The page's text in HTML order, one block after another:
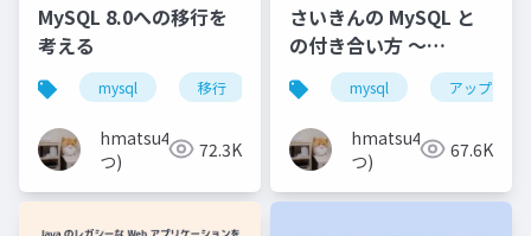
MySQL 8.0への移行を
考える
mysql 移行 バージョンアップ 中国地方
hmatsu47(ま
つ)
72.3K
さいきんの MySQL と
の付き合い方 〜
MySQL 8.0 より後の世
界へようこそ 〜
mysql アップグレ
hmatsu47(ま
つ)
67.6K